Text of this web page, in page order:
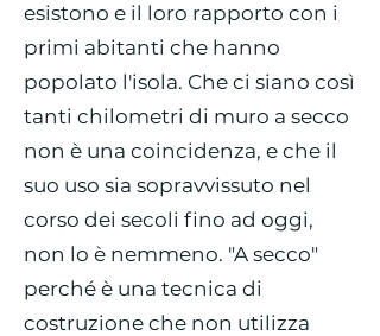
esistono e il loro rapporto con i
primi abitanti che hanno
popolato l'isola. Che ci siano così
tanti chilometri di muro a secco
non è una coincidenza, e che il
suo uso sia sopravvissuto nel
corso dei secoli fino ad oggi,
non lo è nemmeno. "A secco"
perché è una tecnica di
costruzione che non utilizza